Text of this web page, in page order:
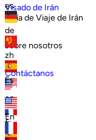
Visado de Irán
Guía de Viaje de Irán
sobre nosotros
Contáctanos
en
fr
es
de
zh
Es
En